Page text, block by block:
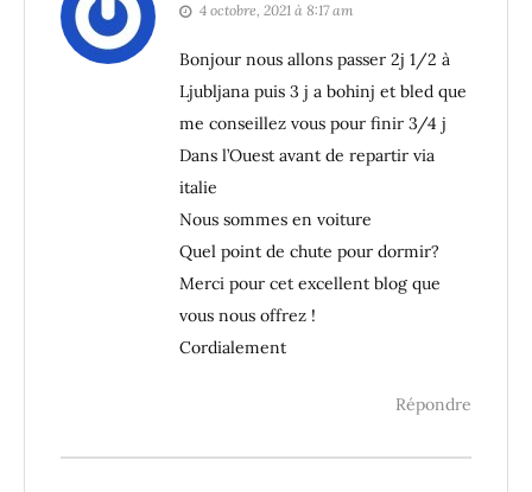
4 octobre, 2021 à 8:17 am
Bonjour nous allons passer 2j 1/2 à
Ljubljana puis 3 j a bohinj et bled que
me conseillez vous pour finir 3/4 j
Dans l’Ouest avant de repartir via
italie
Nous sommes en voiture
Quel point de chute pour dormir?
Merci pour cet excellent blog que
vous nous offrez !
Cordialement
Répondre